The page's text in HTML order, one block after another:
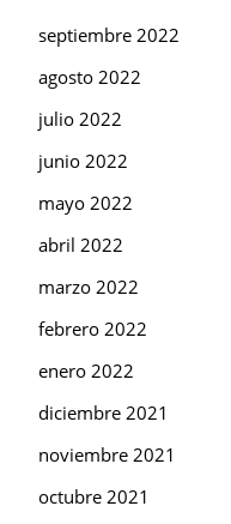
septiembre 2022
agosto 2022
julio 2022
junio 2022
mayo 2022
abril 2022
marzo 2022
febrero 2022
enero 2022
diciembre 2021
noviembre 2021
octubre 2021